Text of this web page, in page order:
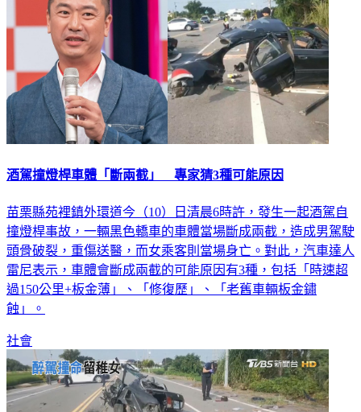
酒駕撞燈桿車體「斷兩截」 專家猜3種可能原因
苗栗縣苑裡鎮外環道今（10）日清晨6時許，發生一起酒駕自
撞燈桿事故，一輛黑色轎車的車體當場斷成兩截，造成男駕駛
頭骨破裂，重傷送醫，而女乘客則當場身亡。對此，汽車達人
雷尼表示，車體會斷成兩截的可能原因有3種，包括「時速超
過150公里+板金薄」、「修復歷」、「老舊車輛板金鏽
蝕」。
社會